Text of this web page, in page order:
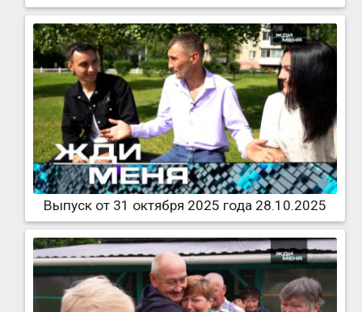
Выпуск от 31 октября 2025 года 28.10.2025